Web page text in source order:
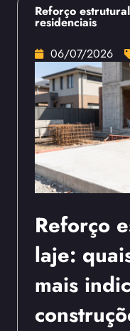
Reforço
residenciais
06/07/2026
Reforço
laje:
mais